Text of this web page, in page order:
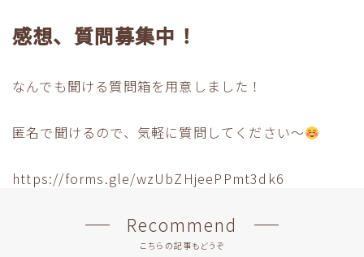
感想、質問募集中！
なんでも聞ける質問箱を用意しました！
匿名で聞けるので、気軽に質問してください〜
https://forms.gle/wzUbZHjeePPmt3dk6
Recommend
こちらの記事もどうぞ